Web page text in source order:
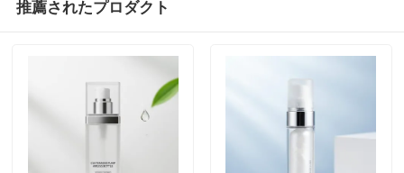
推薦されたプロダクト